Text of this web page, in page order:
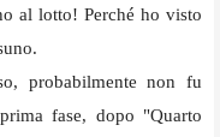
al lotto! Perché ho visto
probabilmente non fu
fase, dopo "Quarto